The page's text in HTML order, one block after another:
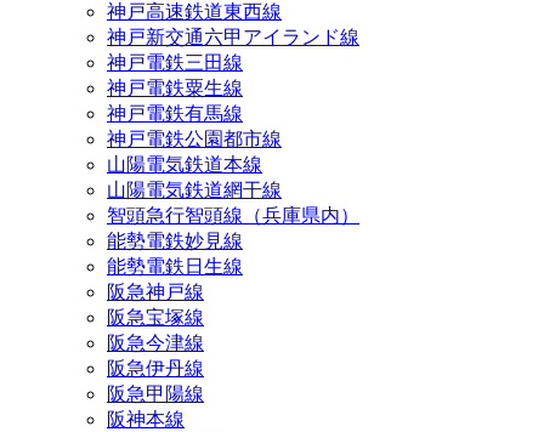
神戸高速鉄道東西線
神戸新交通六甲アイランド線
神戸電鉄三田線
神戸電鉄粟生線
神戸電鉄有馬線
神戸電鉄公園都市線
山陽電気鉄道本線
山陽電気鉄道網干線
智頭急行智頭線（兵庫県内）
能勢電鉄妙見線
能勢電鉄日生線
阪急神戸線
阪急宝塚線
阪急今津線
阪急伊丹線
阪急甲陽線
阪神本線